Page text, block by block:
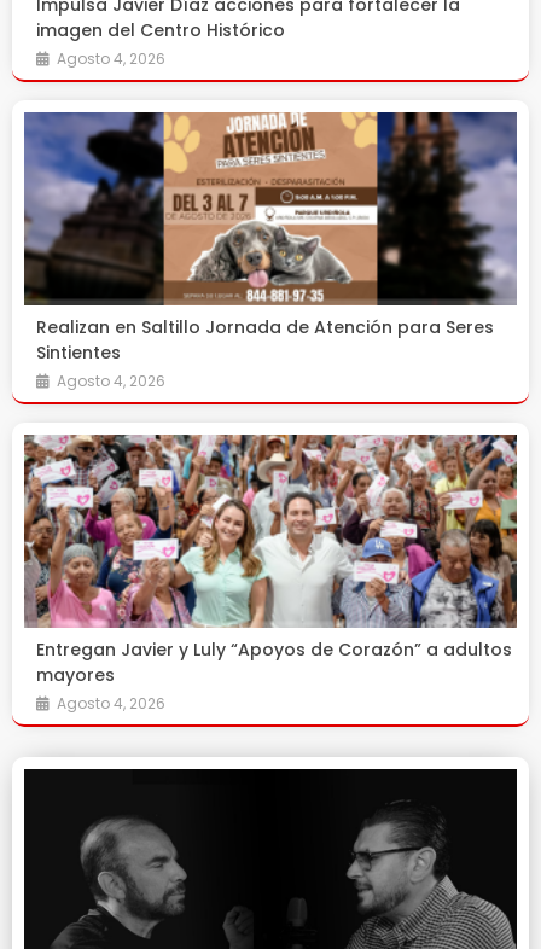
imagen del Centro Histórico
Agosto 4, 2026
Realizan en Saltillo Jornada de Atención para Seres
Sintientes
Agosto 4, 2026
Entregan Javier y Luly “Apoyos de Corazón” a adultos
mayores
Agosto 4, 2026